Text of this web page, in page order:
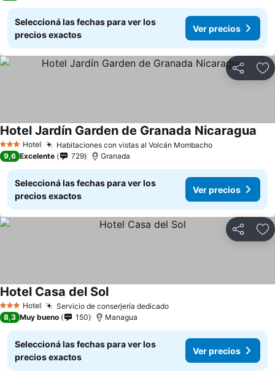
Seleccioná las fechas para ver los
precios exactos
Ver precios
Compartir
3 Estrellas
Hotel Habitaciones con vistas al Volcán Mombacho
Hotel Jardín Garden de Granada Nicaragua
9,6 Excelente 729 Granada
Seleccioná las fechas para ver los
precios exactos
Ver precios
Compartir
3 Estrellas
Hotel Servicio de conserjería dedicado
Hotel Casa del Sol
8,3 Muy bueno 150 Managua
Seleccioná las fechas para ver los
precios exactos
Ver precios